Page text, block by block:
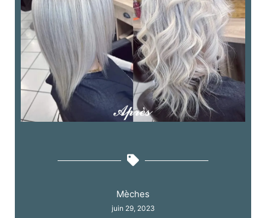
Mèches
juin 29, 2023